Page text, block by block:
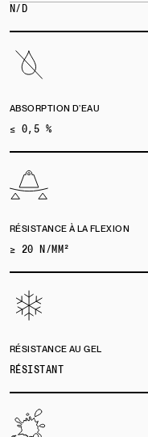
N/D
ABSORPTION D’EAU
≤ 0,5 %
RÉSISTANCE À LA FLEXION
≥ 20 N/MM²
RÉSISTANCE AU GEL
RÉSISTANT